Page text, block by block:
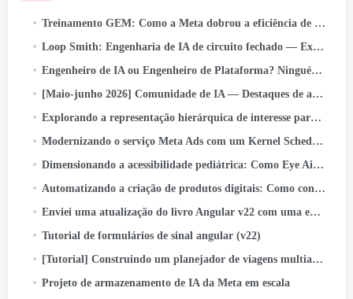
Treinamento GEM: Como a Meta dobrou a eficiência de seu modelo LLM-Scale Ads Foundation
Loop Smith: Engenharia de IA de circuito fechado — Execução autônoma/de meta para pipelines autocorretivos em…
Engenheiro de IA ou Engenheiro de Plataforma? Ninguém explica esse novo problema confuso de cargo (2026 Guia)
[Maio-junho 2026] Comunidade de IA — Destaques de atividades e conquistas
Explorando a representação hierárquica de interesse para otimização de funil profundo de meta anúncios
Modernizando o serviço Meta Ads com um Kernel Scheduler de código aberto
Dimensionando a acessibilidade pediátrica: Como Eye Aim Arena aproveita o ecossistema Google WebAI- LiteRT.js
Automatizando a criação de produtos digitais: Como construí um livro de atividades infantis com 55 labirintos em minutos usando…
Enviei uma atualização do livro Angular v22 com uma equipe de agentes de IA. Aqui está o sistema
Tutorial de formulários de sinal angular (v22)
[Tutorial] Construindo um planejador de viagens multiagente com Google ADK
Projeto de armazenamento de IA da Meta em escala